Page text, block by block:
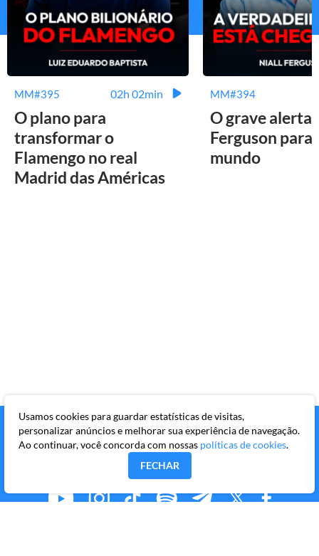
MM#395 02h 02min
O plano para
transformar o
Flamengo no real
Madrid das Américas
MM#394
O grave alerta
Ferguson para
mundo
Usamos cookies para guardar estatísticas de visitas,
personalizar anúncios e melhorar sua experiência de navegação.
Ao continuar, você concorda com nossas políticas de cookies.
FECHAR